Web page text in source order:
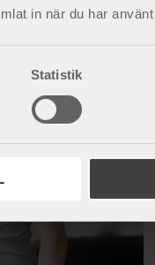
in när du har
Statistik